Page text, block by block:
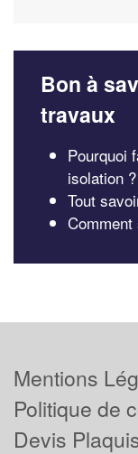
Bon à
travaux
Pourquoi
isolation ?
Tout
Mentions
Politique de
Devis